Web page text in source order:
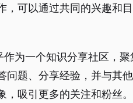
，可以通过共同的兴趣和
为一个知识分享社区，
问题、分享经验，并与其
吸引更多的关注和粉丝。